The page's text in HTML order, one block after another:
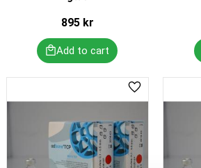
895kr
Add to favorites